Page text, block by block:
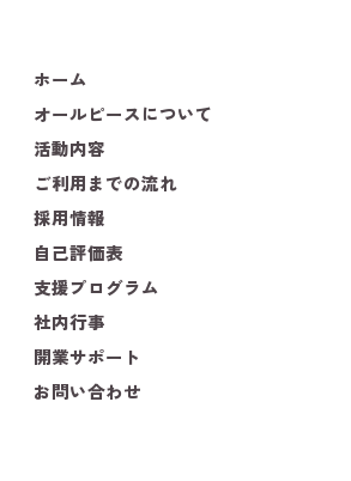
ホーム
オールピースについて
活動内容
ご利用までの流れ
採用情報
自己評価表
支援プログラム
社内行事
開業サポート
お問い合わせ